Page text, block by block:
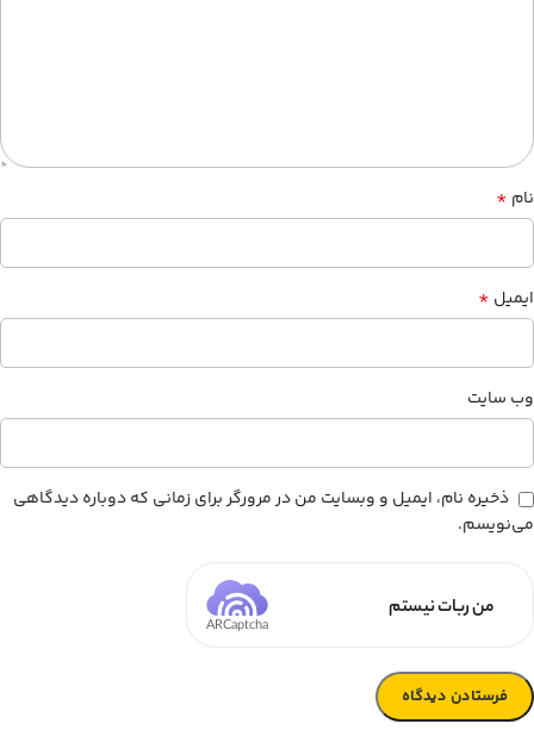
نام *
ایمیل *
وب‌ سایت
ذخیره نام، ایمیل و وبسایت من در مرورگر برای زمانی که دوباره دیدگاهی
می‌نویسم.
من ربات نیستم
ARCaptcha